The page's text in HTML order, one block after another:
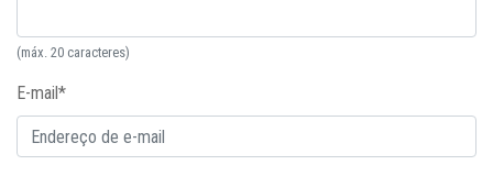
(máx. 20 caracteres)
E-mail*